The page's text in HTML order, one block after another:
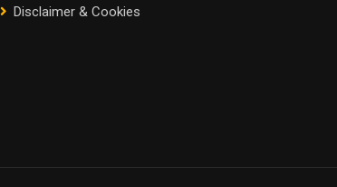
Disclaimer & Cookies